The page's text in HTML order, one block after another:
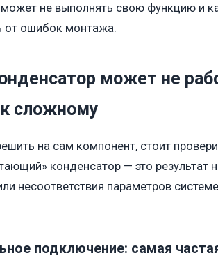
может не выполнять свою функцию и
от ошибок монтажа.
может не
сложному
на сам компонент, стоит
конденсатор — это результат
несоответствия параметров
подключение: самая